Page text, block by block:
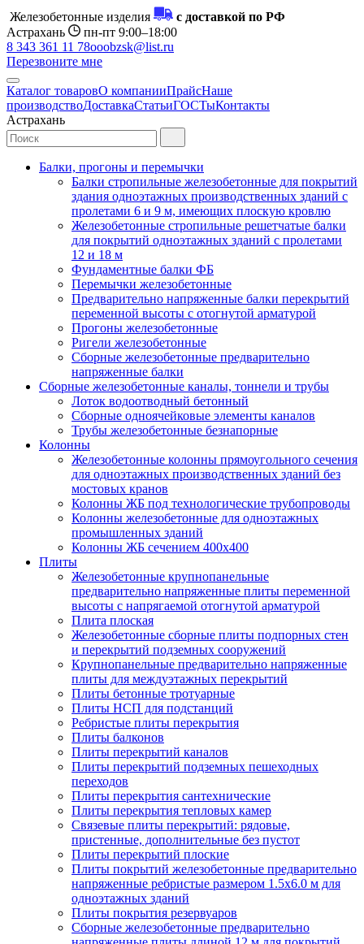
Железобетонные изделия
с доставкой по РФ
Астрахань
пн-пт 9:00–18:00
8 343 361 11 78ooobzsk@list.ru
Перезвоните мне
Каталог товаровО компанииПрайсНаше
производствоДоставкаСтатьиГОСТыКонтакты
Астрахань
Балки, прогоны и перемычки
Балки стропильные железобетонные для покрытий
здания одноэтажных производственных зданий с
пролетами 6 и 9 м, имеющих плоскую кровлю
Железобетонные стропильные решетчатые балки
для покрытий одноэтажных зданий с пролетами
12 и 18 м
Фундаментные балки ФБ
Перемычки железобетонные
Предварительно напряженные балки перекрытий
переменной высоты с отогнутой арматурой
Прогоны железобетонные
Ригели железобетонные
Сборные железобетонные предварительно
напряженные балки
Сборные железобетонные каналы, тоннели и трубы
Лоток водоотводный бетонный
Сборные одноячейковые элементы каналов
Трубы железобетонные безнапорные
Колонны
Железобетонные колонны прямоугольного сечения
для одноэтажных производственных зданий без
мостовых кранов
Колонны ЖБ под технологические трубопроводы
Колонны железобетонные для одноэтажных
промышленных зданий
Колонны ЖБ сечением 400х400
Плиты
Железобетонные крупнопанельные
предварительно напряженные плиты переменной
высоты с напрягаемой отогнутой арматурой
Плита плоская
Железобетонные сборные плиты подпорных стен
и перекрытий подземных сооружений
Крупнопанельные предварительно напряженные
плиты для междуэтажных перекрытий
Плиты бетонные тротуарные
Плиты НСП для подстанций
Ребристые плиты перекрытия
Плиты балконов
Плиты перекрытий каналов
Плиты перекрытий подземных пешеходных
переходов
Плиты перекрытия сантехнические
Плиты перекрытия тепловых камер
Связевые плиты перекрытий: рядовые,
пристенные, дополнительные без пустот
Плиты перекрытий плоские
Плиты покрытий железобетонные предварительно
напряженные ребристые размером 1.5х6.0 м для
одноэтажных зданий
Плиты покрытия резервуаров
Сборные железобетонные предварительно